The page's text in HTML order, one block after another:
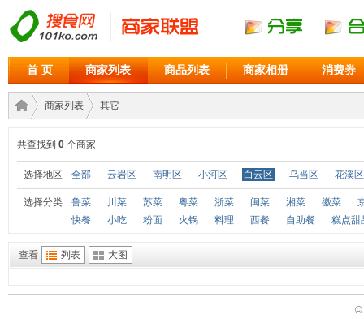
首 页 商家列表 商品列表 商家相册 消费券
商家›
商家列表
›
其它
共查找到 0 个商家
选择地区 全部 云岩区 南明区 小河区 白云区 乌当区 花溪区
选择分类 鲁菜 川菜 苏菜 粤菜 浙菜 闽菜 湘菜 徽菜
快餐
小吃 粉面 火锅 料理 西餐 自助餐 糕点甜
查看 列表 大图
©